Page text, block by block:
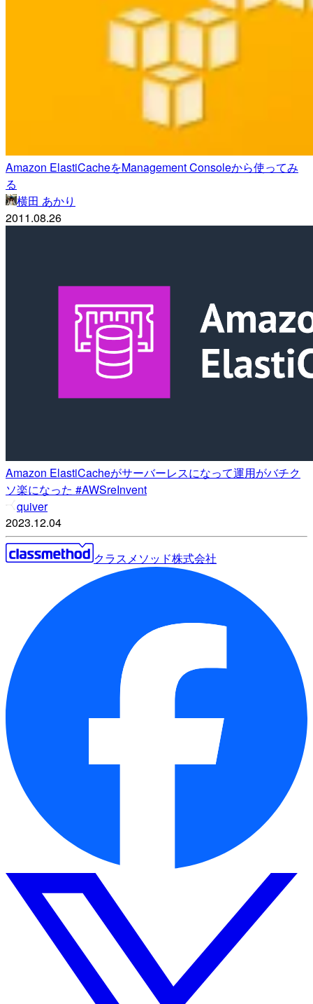
Amazon ElastiCacheをManagement Consoleから使ってみ
る
横田 あかり
2011.08.26
Amazon ElastiCacheがサーバーレスになって運用がバチク
ソ楽になった #AWSreInvent
quiver
2023.12.04
クラスメソッド株式会社